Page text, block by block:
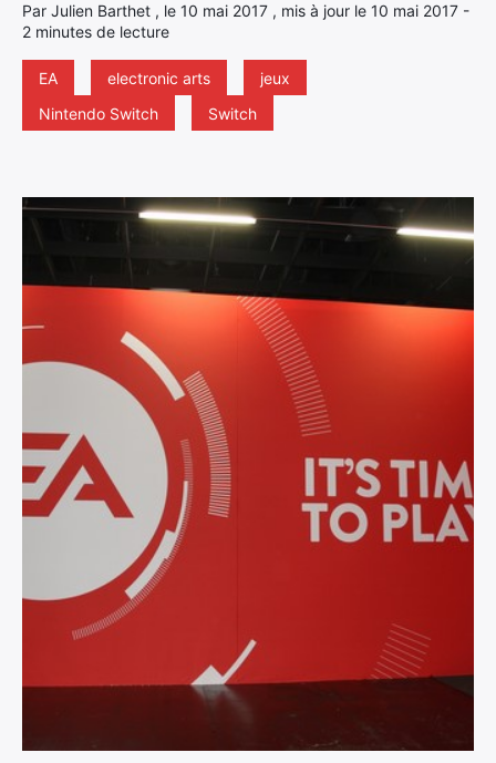
Par Julien Barthet , le 10 mai 2017 , mis à jour le 10 mai 2017 -
2 minutes de lecture
EA electronic arts
jeux
Nintendo Switch
Switch